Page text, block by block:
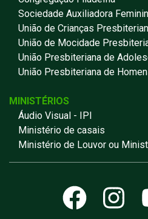
Sociedade Auxiliadora
União de Crianças
União de Mocidade
União Presbiteriana de
União Presbiteriana de
MINISTÉRIOS
Áudio Visual - IPI
Ministério de casais
Ministério de Louvor ou